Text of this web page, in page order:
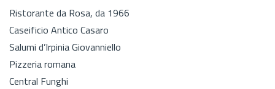
Ristorante da Rosa, da 1966
Caseificio Antico Casaro
Salumi d’Irpinia Giovanniello
Pizzeria romana
Central Funghi